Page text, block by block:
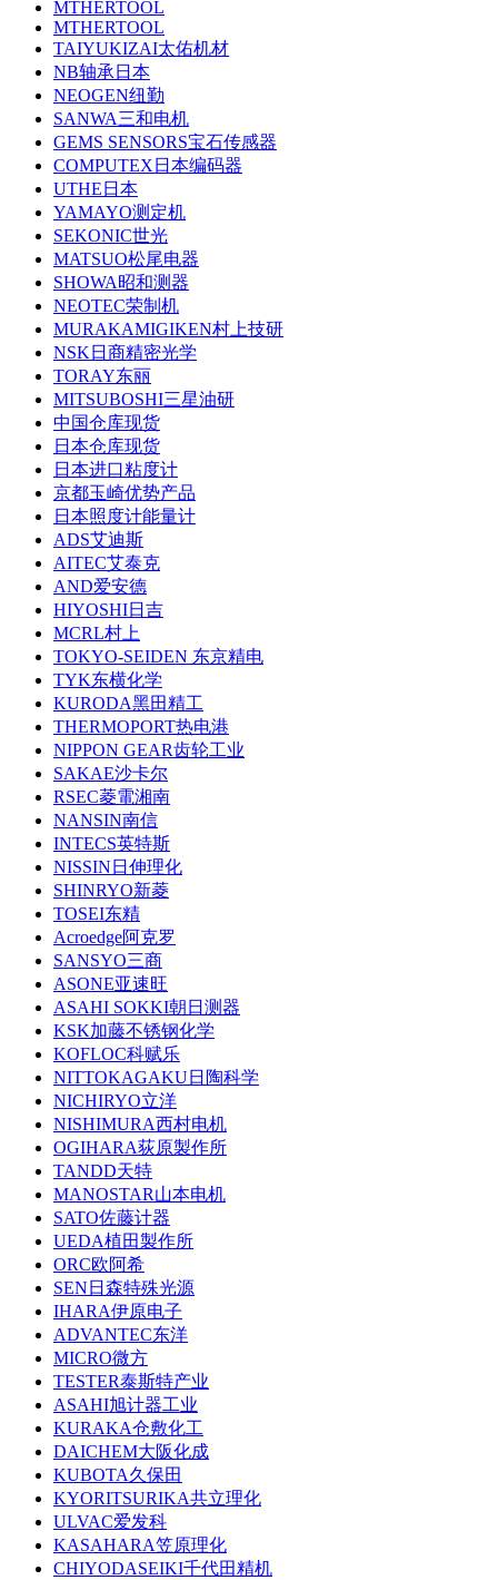
MTHERTOOL
MTHERTOOL
TAIYUKIZAI太佑机材
NB轴承日本
NEOGEN纽勤
SANWA三和电机
GEMS SENSORS宝石传感器
COMPUTEX日本编码器
UTHE日本
YAMAYO测定机
SEKONIC世光
MATSUO松尾电器
SHOWA昭和测器
NEOTEC荣制机
MURAKAMIGIKEN村上技研
NSK日商精密光学
TORAY东丽
MITSUBOSHI三星油研
中国仓库现货
日本仓库现货
日本进口粘度计
京都玉崎优势产品
日本照度计能量计
ADS艾迪斯
AITEC艾泰克
AND爱安德
HIYOSHI日吉
MCRL村上
TOKYO-SEIDEN 东京精电
TYK东横化学
KURODA黑田精工
THERMOPORT热电港
NIPPON GEAR齿轮工业
SAKAE沙卡尔
RSEC菱電湘南
NANSIN南信
INTECS英特斯
NISSIN日伸理化
SHINRYO新菱
TOSEI东精
Acroedge阿克罗
SANSYO三商
ASONE亚速旺
ASAHI SOKKI朝日测器
KSK加藤不锈钢化学
KOFLOC科赋乐
NITTOKAGAKU日陶科学
NICHIRYO立洋
NISHIMURA西村电机
OGIHARA荻原製作所
TANDD天特
MANOSTAR山本电机
SATO佐藤计器
UEDA植田製作所
ORC欧阿希
SEN日森特殊光源
IHARA伊原电子
ADVANTEC东洋
MICRO微方
TESTER泰斯特产业
ASAHI旭计器工业
KURAKA仓敷化工
DAICHEM大阪化成
KUBOTA久保田
KYORITSURIKA共立理化
ULVAC爱发科
KASAHARA笠原理化
CHIYODASEIKI千代田精机